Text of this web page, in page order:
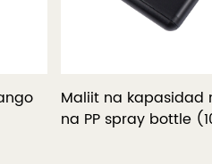
Maliit na
na PP spray bottle